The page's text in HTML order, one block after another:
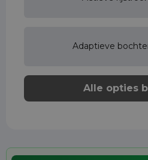
Adaptieve
Alle opties